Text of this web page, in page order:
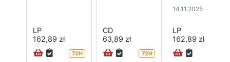
LP
162,89 zł
72H
CD
63,89 zł
72H
14.11.2025
LP
162,89 zł